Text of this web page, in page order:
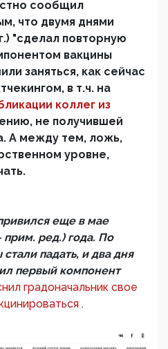
сообщил
что двумя днями
"сделал повторную
вакцины
заняться, как сейчас
в т.ч. на
коллег из
не получившей
А между тем, ложь,
уровне,
еще в мае
ред.) года. По
падать, и два дня
первый компонент
градоначальник свое
.